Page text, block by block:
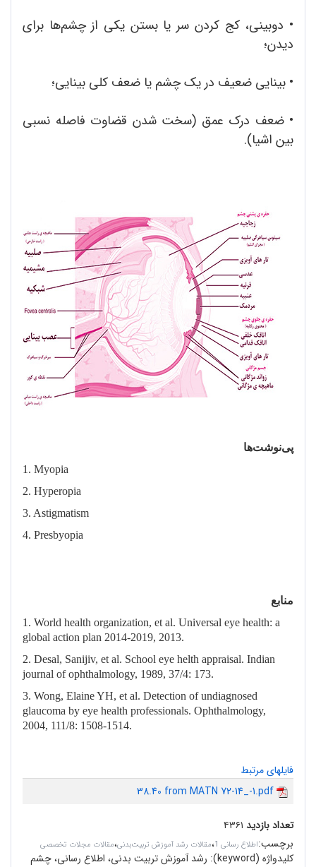
• دوبینی، کج کردن سر یا بستن یکی از چشم‌ها برای
دیدن؛
• بینایی ضعیف در یک چشم یا ضعف کلی بینایی؛
• ضعف درک عمق (سخت شدن قضاوت فاصله نسبی
بین اشیا).
پینوشتها
1. Myopia
2. Hyperopia
3. Astigmatism
4. Presbyopia
منابع
1. World health organization, et al. Universal eye health: a
global action plan 2014-2019, 2013.
2. Desal, Sanijiv, et al. School eye helth appraisal. Indian
journal of ophthalmology, 1989, 37/4: 173.
3. Wong, Elaine YH, et al. Detection of undiagnosed
glaucoma by eye health professionals. Ophthalmology,
2004, 111/8: 1508-1514.
فایلهای مرتبط
38.40 from MATN 72-14_-1.pdf
تعداد بازدید ۴۳۶۱
برچسب:اطلاع رسانی 1 ،مقالات رشد آموزش تربیت‌بدنی،مقالات مجلات تخصصی
کلیدواژه (keyword): رشد آموزش تربیت بدنی، اطلاع رسانی، چشم